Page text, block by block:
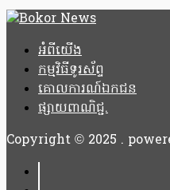
អំពីយើង
កម្មវិធីទូរស័ព្ទ
គោលការណ៍ឯកជន
ផ្សាយពាណិជ្ជ.
Copyright © 2025 .